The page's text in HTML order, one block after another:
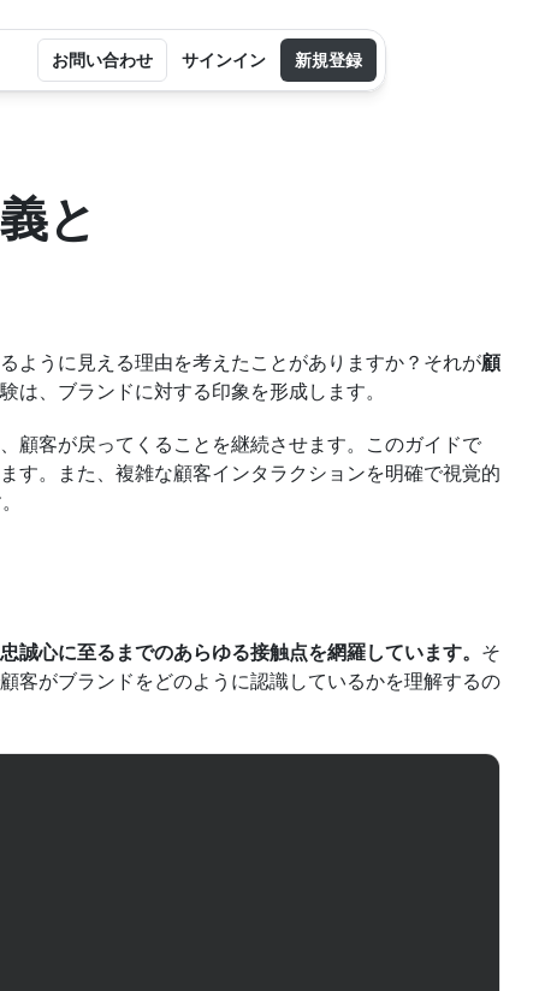
と
ように見える理由を考えたことがありますか？それが顧
、ブランドに対する印象を形成します。
顧客が戻ってくることを継続させます。このガイドで
す。また、複雑な顧客インタラクションを明確で視覚的
心に至るまでのあらゆる接触点を網羅しています。 そ
客がブランドをどのように認識しているかを理解するの
お問い合わせ サインイン 新規登録